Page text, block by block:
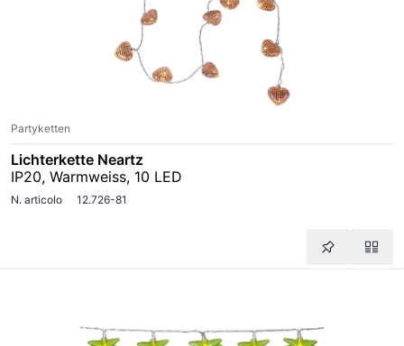
Partyketten
Lichterkette Neartz
IP20, Warmweiss, 10 LED
N. articolo 12.726-81